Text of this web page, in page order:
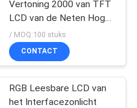
Vertoning 2000 van TFT
LCD van de Neten Hoge
Helderheid Module
/ MOQ:100 stuks
CONTACT
RGB Leesbare LCD van
het Interfacezonlicht